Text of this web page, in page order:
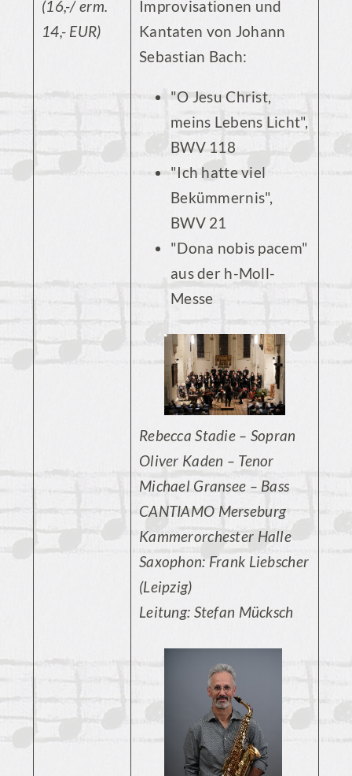
(16,-/ erm.
14,- EUR)
Improvisationen und
Kantaten von Johann
Sebastian Bach:
"O Jesu Christ,
meins Lebens Licht",
BWV 118
"Ich hatte viel
Bekümmernis",
BWV 21
"Dona nobis pacem"
aus der h-Moll-
Messe
Rebecca Stadie – Sopran
Oliver Kaden – Tenor
Michael Gransee – Bass
CANTIAMO Merseburg
Kammerorchester Halle
Saxophon: Frank Liebscher
(Leipzig)
Leitung: Stefan Mücksch